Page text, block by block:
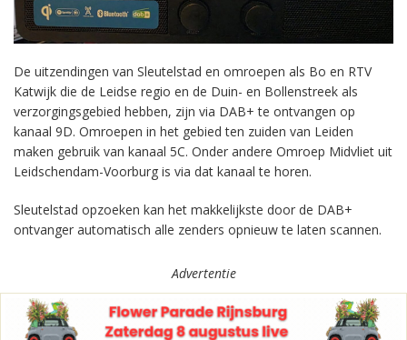
De uitzendingen van Sleutelstad en omroepen als Bo en RTV
Katwijk die de Leidse regio en de Duin- en Bollenstreek als
verzorgingsgebied hebben, zijn via DAB+ te ontvangen op
kanaal 9D. Omroepen in het gebied ten zuiden van Leiden
maken gebruik van kanaal 5C. Onder andere Omroep Midvliet uit
Leidschendam-Voorburg is via dat kanaal te horen.
Sleutelstad opzoeken kan het makkelijkste door de DAB+
ontvanger automatisch alle zenders opnieuw te laten scannen.
Advertentie